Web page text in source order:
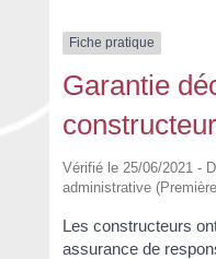
Fiche pratique
Garantie
Vérifié le 25/06/2021 -
administrative
Les constructeurs
assurance de